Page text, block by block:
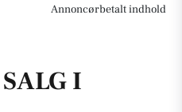
Annoncørbetalt indhold
I